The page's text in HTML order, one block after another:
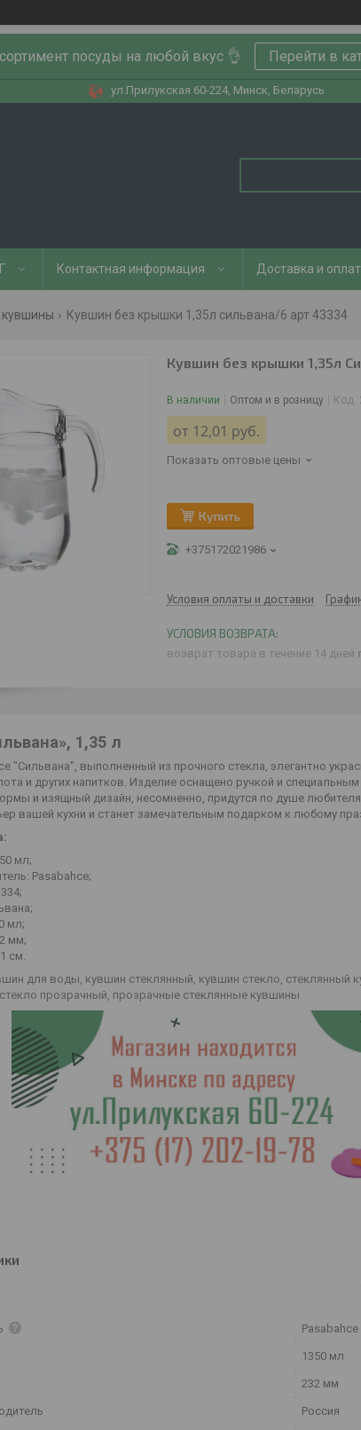
посуды на любой вкус 👌 Перейти в
ул.Прилукская 60-224, Минск, Беларусь
Контактная информация Доставка и
Кувшин без крышки 1,35л сильвана/6 арт 43334
Кувшин без крышки 1,35л
В наличии Оптом и в розницу Код:
от 12,01 руб.
Показать оптовые цены
Купить
+375172021986
Условия оплаты и доставки
возврат товара в течение 14 дней
1,35 л
"Сильвана", выполненный из прочного стекла, элегантно
и других напитков. Изделие оснащено ручкой и
и изящный дизайн, несомненно, придутся по душе
вашей кухни и станет замечательным подарком к любому
мл;
Pasabahce;
мл;
мм;
см.
для воды, кувшин стеклянный, кувшин стекло,
прозрачный, прозрачные стеклянные кувшины
Pasabahce
1350 мл
232 мм
Россия